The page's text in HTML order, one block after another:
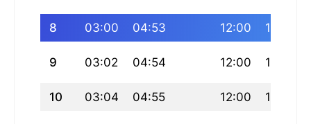
8 03:00 04:53 12:00 15:55
9 03:02 04:54 12:00 15:55
10 03:04 04:55 12:00 15:54